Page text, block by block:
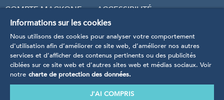
COMPTE MACKONE
ACCESSIBILITÉ
* Tarifs TVA incluse, hors frais d’envoi et frais de
Informations sur les cookies
Nous utilisons des cookies pour analyser votre comportement
d'utilisation afin d’améliorer ce site web, d’améliorer nos autres
services et d’afficher des contenus pertinents ou des publicités
ciblées sur ce site web et d’autres sites web et médias sociaux. Voir
notre charte de protection des données.
J'AI COMPRIS